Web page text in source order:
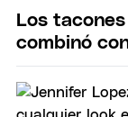
Los
combinó